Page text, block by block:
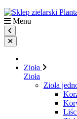
Menu
Zioła
Zioła
Zioła